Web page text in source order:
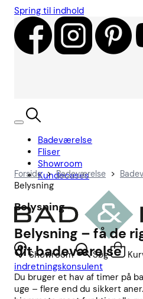
Spring til indhold
Badeværelse
Fliser
Showroom
Kundecases
Showroom Søg
indretningskonsulent
Forside > Badeværelse >
Belysning
Belysning
Belysning – få de
dit badeværelse
Du bruger et hav af timer på
uge – flere end du sikkert